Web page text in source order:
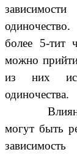
более 5-тит
можно
из них
одиночества.
Влияние
могут быть